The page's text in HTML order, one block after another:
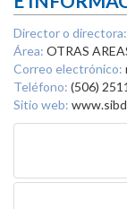
Director o directora:
Área: OTRAS
Correo electrónico:
Teléfono: (506)
Sitio web: